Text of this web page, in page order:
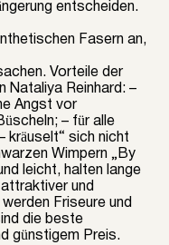
entscheiden.
Fasern an,
Vorteile der
Nataliya Reinhard: –
Angst vor
– für alle
kräuselt“ sich nicht
Wimpern „By
leicht, halten lange
und
Friseure und
die beste
günstigem Preis.